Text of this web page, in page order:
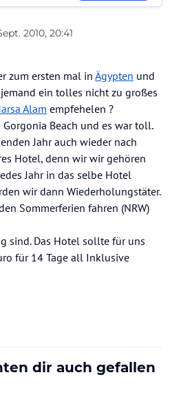
2010, 20:41
zum ersten mal in Ägypten und
ein tolles nicht zu großes
Alam empfehelen ?
Beach und es war toll.
Jahr auch wieder nach
Hotel, denn wir wir gehören
Jahr in das selbe Hotel
wir dann Wiederholungstäter.
Sommerferien fahren (NRW)
sind. Das Hotel sollte für uns
für 14 Tage all Inklusive